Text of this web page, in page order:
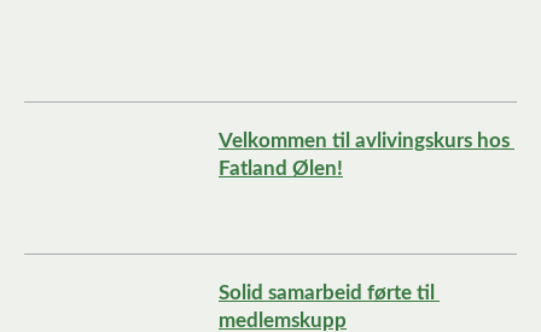
Velkommen til avlivingskurs hos
Fatland Ølen!
Solid samarbeid førte til
medlemskupp